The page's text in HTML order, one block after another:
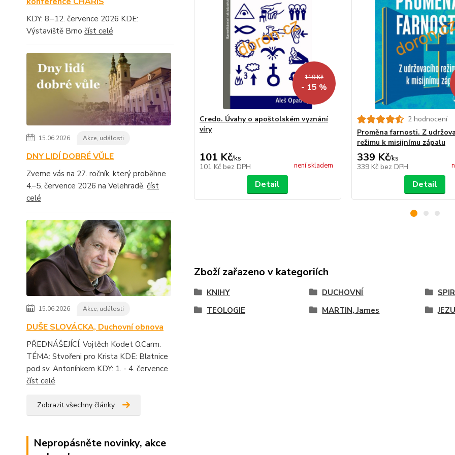
KDY: 8.–12. července 2026 KDE:
Výstaviště Brno číst celé
15.06.2026 Akce, události
DNY LIDÍ DOBRÉ VŮLE
Zveme vás na 27. ročník, který proběhne
4.–5. července 2026 na Velehradě. číst
celé
15.06.2026 Akce, události
DUŠE SLOVÁCKA, Duchovní obnova
PŘEDNÁŠEJÍCÍ: Vojtěch Kodet O.Carm.
TÉMA: Stvořeni pro Krista KDE: Blatnice
pod sv. Antonínkem KDY: 1. - 4. července
číst celé
Zobrazit všechny články
Nepropásněte novinky, akce
119 Kč
- 15 %
Credo. Úvahy o apoštolském vyznání
víry
101 Kč/ks
101 Kč bez DPH není skladem
Detail
2 hodnocení
Proměna farnosti. Z
režimu k misijnímu zápalu
339 Kč/ks
339 Kč bez DPH
Detail
Zboží zařazeno v kategoriích
KNIHY DUCHOVNÍ
TEOLOGIE
MARTIN, James